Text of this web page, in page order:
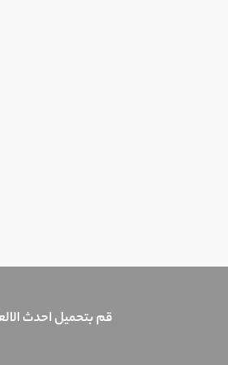
قم بتحميل احدث